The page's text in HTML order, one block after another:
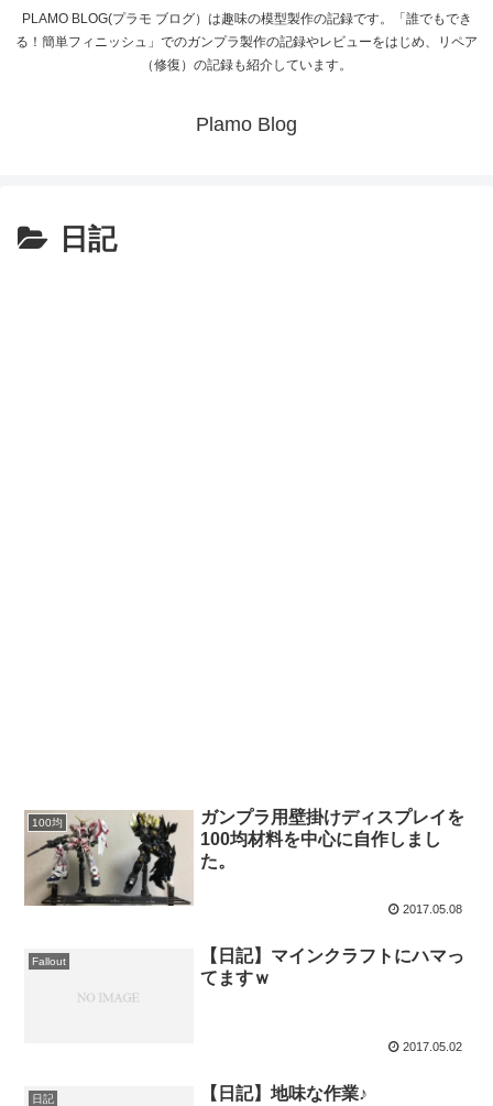
PLAMO BLOG(プラモ ブログ）は趣味の模型製作の記録です。「誰でもでき
る！簡単フィニッシュ」でのガンプラ製作の記録やレビューをはじめ、リペア
（修復）の記録も紹介しています。
Plamo Blog
日記
100均
ガンプラ用壁掛けディスプレイを
100均材料を中心に自作しまし
た。
2017.05.08
Fallout
【日記】マインクラフトにハマっ
てますｗ
2017.05.02
日記 【日記】地味な作業♪